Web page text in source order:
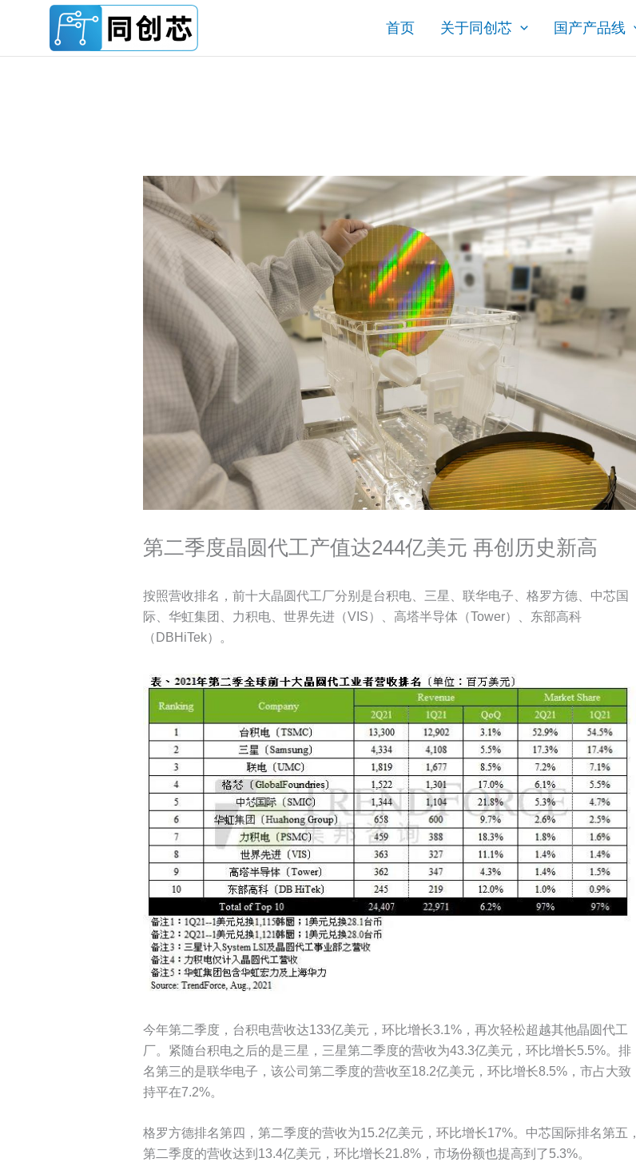
首页 关于同创芯 国产产品线
第二季度晶圆代工产值达244亿美元 再创历史新高
按照营收排名，前十大晶圆代工厂分别是台积电、三星、联华电子、格罗方德、中芯国
际、华虹集团、力积电、世界先进（VIS）、高塔半导体（Tower）、东部高科
（DBHiTek）。
今年第二季度，台积电营收达133亿美元，环比增长3.1%，再次轻松超越其他晶圆代工
厂。紧随台积电之后的是三星，三星第二季度的营收为43.3亿美元，环比增长5.5%。排
名第三的是联华电子，该公司第二季度的营收至18.2亿美元，环比增长8.5%，市占大致
持平在7.2%。
格罗方德排名第四，第二季度的营收为15.2亿美元，环比增长17%。中芯国际排名第五，
第二季度的营收达到13.4亿美元，环比增长21.8%，市场份额也提高到了5.3%。